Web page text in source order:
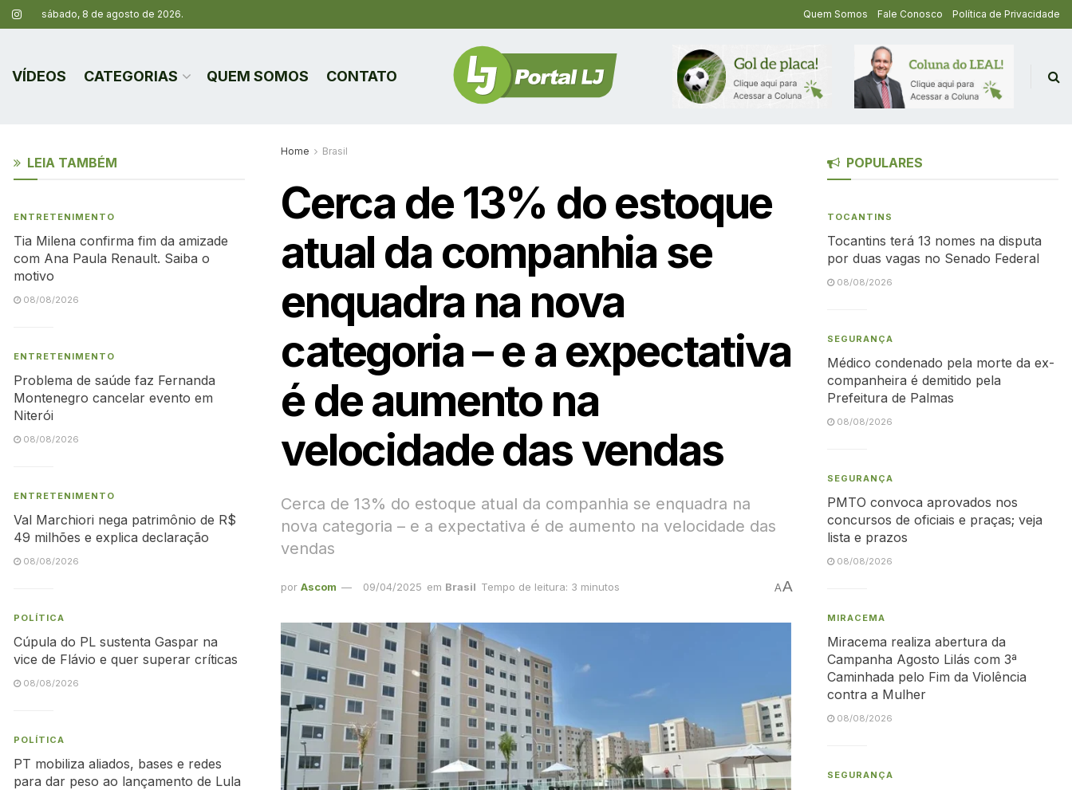
sábado, 8 de agosto de 2026. Quem Somos Fale Conosco Política de Privacidade
VÍDEOS CATEGORIAS QUEM SOMOS CONTATO
Home Brasil
Cerca de 13% do estoque
atual da companhia se
enquadra na nova
categoria – e a expectativa
é de aumento na
velocidade das vendas
Cerca de 13% do estoque atual da companhia se enquadra na
nova categoria – e a expectativa é de aumento na velocidade das
vendas
por Ascom 09/04/2025 em Brasil Tempo de leitura: 3 minutos AA
LEIA TAMBÉM
ENTRETENIMENTO
Tia Milena confirma fim da amizade
com Ana Paula Renault. Saiba o
motivo
08/08/2026
ENTRETENIMENTO
Problema de saúde faz Fernanda
Montenegro cancelar evento em
Niterói
08/08/2026
ENTRETENIMENTO
Val Marchiori nega patrimônio de R$
49 milhões e explica declaração
08/08/2026
POLÍTICA
Cúpula do PL sustenta Gaspar na
vice de Flávio e quer superar críticas
08/08/2026
POLÍTICA
PT mobiliza aliados, bases e redes
para dar peso ao lançamento de Lula
POPULARES
TOCANTINS
Tocantins terá 13 nomes na disputa
por duas vagas no Senado Federal
08/08/2026
SEGURANÇA
Médico condenado pela morte da ex-
companheira é demitido pela
Prefeitura de Palmas
08/08/2026
SEGURANÇA
PMTO convoca aprovados nos
concursos de oficiais e praças; veja
lista e prazos
08/08/2026
MIRACEMA
Miracema realiza abertura da
Campanha Agosto Lilás com 3ª
Caminhada pelo Fim da Violência
contra a Mulher
08/08/2026
SEGURANÇA